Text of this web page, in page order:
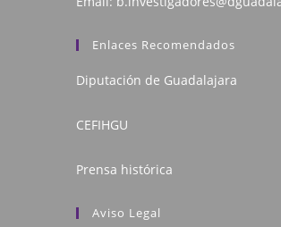
Enlaces Recomendados
Diputación de Guadalajara
CEFIHGU
Prensa histórica
Aviso Legal